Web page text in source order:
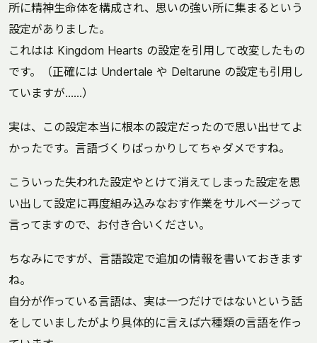
所に精神生命体を構成され、思いの強い所に集まるという
設定がありました。
これはは Kingdom Hearts の設定を引用して改変したもの
です。（正確には Undertale や Deltarune の設定も引用し
ていますが……）
実は、この設定本当に根本の設定だったので思い出せてよ
かったです。言語づくりばっかりしてちゃダメですね。
こういった失われた設定やとけて消えてしまった設定を思
い出して設定に再度組み込みなおす作業をサルベージって
言ってますので、お付き合いください。
ちなみにですが、言語設定で追加の情報を書いておきます
ね。
自分が作っている言語は、実は一つだけではないという話
をしていましたがより具体的に言えば六種類の言語を作っ